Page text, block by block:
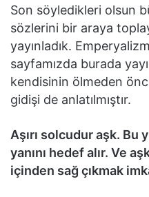
Son söyledikleri olsun
sözlerini bir araya
yayınladık.
sayfamızda burada
kendisinin ölmeden
gidişi de anlatılmıştır.
Aşırı solcudur aşk. Bu
yanını hedef alır. Ve
içinden sağ çıkmak